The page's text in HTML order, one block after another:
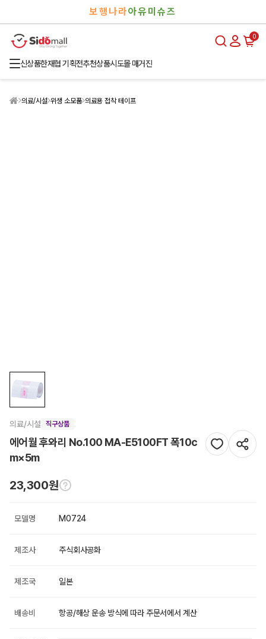
보행나라아유미슈즈
0
신상품한재협 기획전추천상품시도몰 매거진
의료/시설 위생 소모품 의료용 접착 테이프
의료/시설 직구상품
에어월 후와리 No.100 MA-E5100FT 폭10c
m×5m
23,300원
모델명 M0724
제조사 주식회사공화
제조국 일본
배송비 항공/해상 운송 방식에 따라 주문서에서 계산